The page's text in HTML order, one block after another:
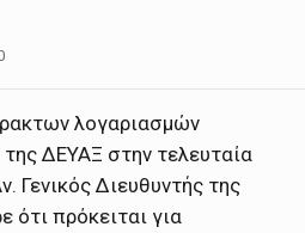
λογαριασμών
ΔΕΥΑΞ στην τελευταία
Γενικός Διευθυντής της
ότι πρόκειται για